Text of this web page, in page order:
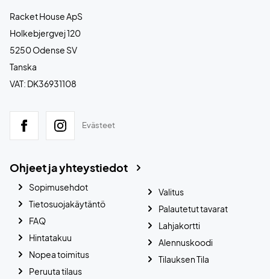
Racket House ApS
Holkebjergvej 120
5250 Odense SV
Tanska
VAT: DK36931108
Evästeet
Ohjeet ja yhteystiedot
Sopimusehdot
Tietosuojakäytäntö
FAQ
Hintatakuu
Nopea toimitus
Peruuta tilaus
Valitus
Palautetut tavarat
Lahjakortti
Alennuskoodi
Tilauksen Tila